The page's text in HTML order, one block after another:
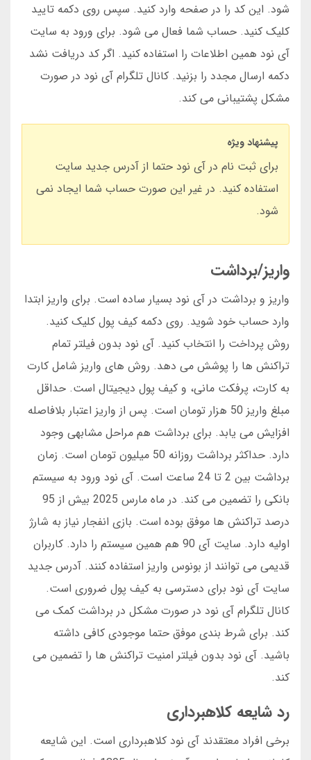
شود. این کد را در صفحه وارد کنید. سپس روی دکمه تایید
کلیک کنید. حساب شما فعال می شود. برای ورود به سایت
آی نود همین اطلاعات را استفاده کنید. اگر کد دریافت نشد
دکمه ارسال مجدد را بزنید. کانال تلگرام آی نود در صورت
مشکل پشتیبانی می کند.
پیشنهاد ویژه
برای ثبت نام در آی نود حتما از آدرس جدید سایت
استفاده کنید. در غیر این صورت حساب شما ایجاد نمی
شود.
واریز/برداشت
واریز و برداشت در آی نود بسیار ساده است. برای واریز ابتدا
وارد حساب خود شوید. روی دکمه کیف پول کلیک کنید.
روش پرداخت را انتخاب کنید. آی نود بدون فیلتر تمام
تراکنش ها را پوشش می دهد. روش های واریز شامل کارت
به کارت، پرفکت مانی، و کیف پول دیجیتال است. حداقل
مبلغ واریز 50 هزار تومان است. پس از واریز اعتبار بلافاصله
افزایش می یابد. برای برداشت هم مراحل مشابهی وجود
دارد. حداکثر برداشت روزانه 50 میلیون تومان است. زمان
برداشت بین 2 تا 24 ساعت است. آی نود ورود به سیستم
بانکی را تضمین می کند. در ماه مارس 2025 بیش از 95
درصد تراکنش ها موفق بوده است. بازی انفجار نیاز به شارژ
اولیه دارد. سایت آی 90 هم همین سیستم را دارد. کاربران
قدیمی می توانند از بونوس واریز استفاده کنند. آدرس جدید
سایت آی نود برای دسترسی به کیف پول ضروری است.
کانال تلگرام آی نود در صورت مشکل در برداشت کمک می
کند. برای شرط بندی موفق حتما موجودی کافی داشته
باشید. آی نود بدون فیلتر امنیت تراکنش ها را تضمین می
کند.
رد شایعه کلاهبرداری
برخی افراد معتقدند آی نود کلاهبرداری است. این شایعه